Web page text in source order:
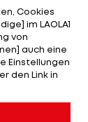
das darf
das
Cookies
im LAOLA1
von
auch eine
Einstellungen
den Link in